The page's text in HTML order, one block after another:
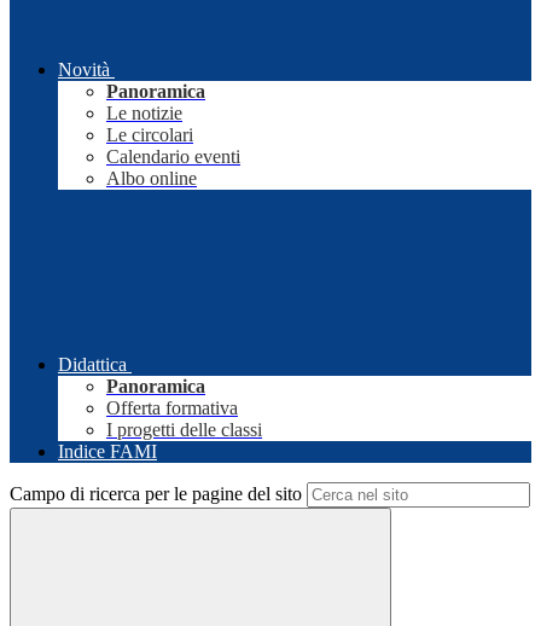
Novità
Panoramica
Le notizie
Le circolari
Calendario eventi
Albo online
Didattica
Panoramica
Offerta formativa
I progetti delle classi
Indice FAMI
Campo di ricerca per le pagine del sito